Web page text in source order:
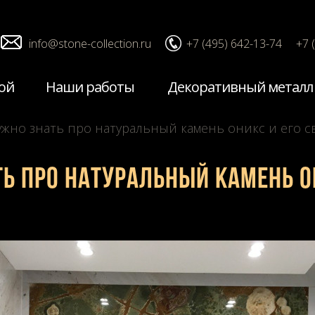
info@stone-collection.ru +7 (495) 642-13-74 +7
Наши работы Декоративный металл
знать про натуральный камень оникс и его
про натуральный камень